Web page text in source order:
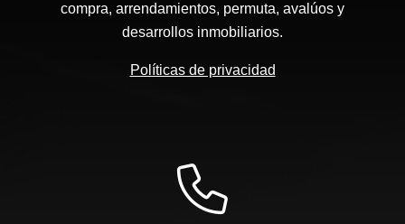
compra, arrendamientos, permuta, avalúos y
desarrollos inmobiliarios.
Políticas de privacidad